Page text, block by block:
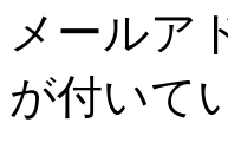
メールア
が付いて